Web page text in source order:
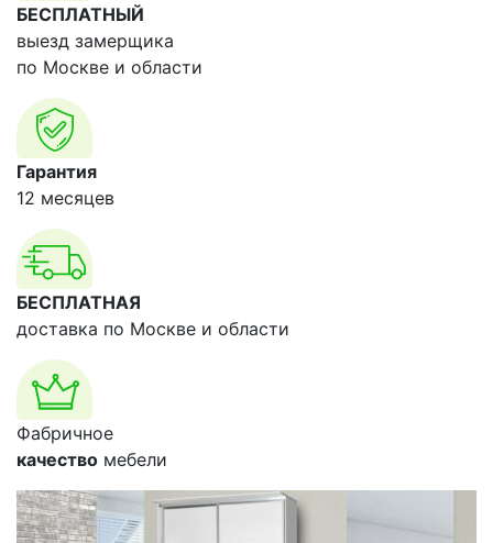
БЕСПЛАТНЫЙ
выезд замерщика
по Москве и области
Гарантия
12 месяцев
БЕСПЛАТНАЯ
доставка по Москве и области
Фабричное
качество мебели